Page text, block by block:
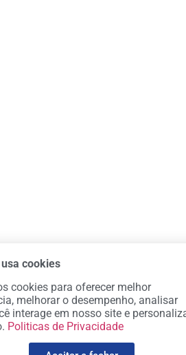
usa cookies
cookies para oferecer melhor
melhorar o desempenho, analisar
interage em nosso site e
Politicas de Privacidade